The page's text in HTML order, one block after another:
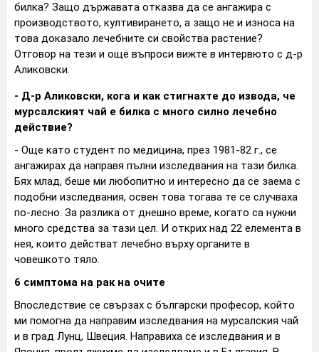
билка? Защо държавата отказва да се ангажира с
производството, култивирането, а защо не и износа на
това доказало лечебните си свойства растение?
Отговор на тези и още въпроси вижте в интервюто с д-р
Аликовски.
- Д-р Аликовски, кога и как стигнахте до извода, че
мурсалският чай е билка с много силно лечебно
действие?
- Още като студент по медицина, през 1981-82 г., се
ангажирах да направя пълни изследвания на тази билка.
Бях млад, беше ми любопитно и интересно да се заема с
подобни изследвания, освен това тогава те се случваха
по-лесно. За разлика от днешно време, когато са нужни
много средства за тази цел. И открих над 22 елемента в
нея, които действат лечебно върху органите в
човешкото тяло.
6 симптома на рак на очите
Впоследствие се свързах с български професор, който
ми помогна да направим изследвания на мурсалския чай
и в град Лунц, Швеция. Направиха се изследвания и в